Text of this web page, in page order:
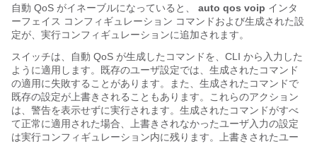
自動 QoS がイネーブルになっていると、 auto qos voip インタ
ーフェイス コンフィギュレーション コマンドおよび生成された設
定が、実行コンフィギュレーションに追加されます。
スイッチは、自動 QoS が生成したコマンドを、CLI から入力した
ように適用します。既存のユーザ設定では、生成されたコマンド
の適用に失敗することがあります。また、生成されたコマンドで
既存の設定が上書きされることもあります。これらのアクション
は、警告を表示せずに実行されます。生成されたコマンドがすべ
て正常に適用された場合、上書きされなかったユーザ入力の設定
は実行コンフィギュレーション内に残ります。上書きされたユー